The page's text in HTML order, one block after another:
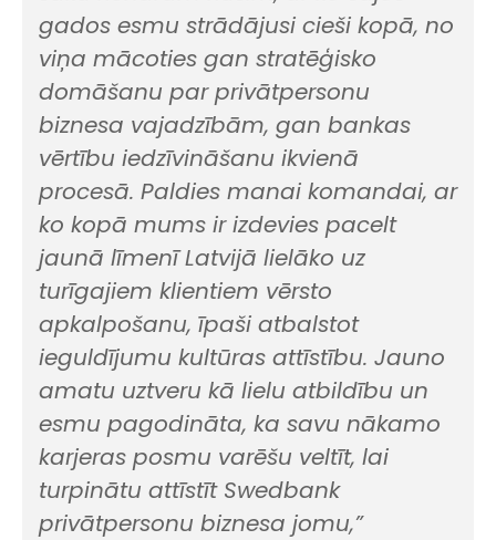
gados esmu strādājusi cieši kopā, no
viņa mācoties gan stratēģisko
domāšanu par privātpersonu
biznesa vajadzībām, gan bankas
vērtību iedzīvināšanu ikvienā
procesā. Paldies manai komandai, ar
ko kopā mums ir izdevies pacelt
jaunā līmenī Latvijā lielāko uz
turīgajiem klientiem vērsto
apkalpošanu, īpaši atbalstot
ieguldījumu kultūras attīstību. Jauno
amatu uztveru kā lielu atbildību un
esmu pagodināta, ka savu nākamo
karjeras posmu varēšu veltīt, lai
turpinātu attīstīt Swedbank
privātpersonu biznesa jomu,”